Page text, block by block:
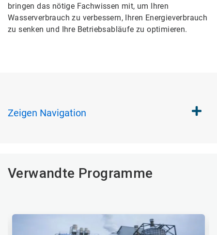
bringen das nötige Fachwissen mit, um Ihren
Wasserverbrauch zu verbessern, Ihren Energieverbrauch
zu senken und Ihre Betriebsabläufe zu optimieren.
Zeigen Navigation
Verwandte Programme